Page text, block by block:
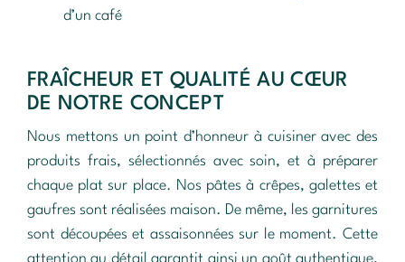
d’un café
FRAÎCHEUR ET QUALITÉ AU CŒUR
DE NOTRE CONCEPT
Nous mettons un point d’honneur à cuisiner avec des
produits frais, sélectionnés avec soin, et à préparer
chaque plat sur place. Nos pâtes à crêpes, galettes et
gaufres sont réalisées maison. De même, les garnitures
sont découpées et assaisonnées sur le moment. Cette
attention au détail garantit ainsi un goût authentique,